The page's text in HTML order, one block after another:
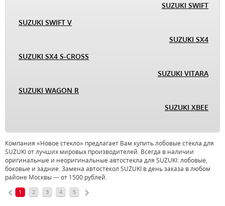
SUZUKI SWIFT
SUZUKI SWIFT V
SUZUKI SX4
SUZUKI SX4 S-CROSS
SUZUKI VITARA
SUZUKI WAGON R
SUZUKI XBEE
Компания «Новое стекло» предлагает Вам купить лобовые стекла для
SUZUKI от лучших мировых производителей. Всегда в наличии
оригинальные и неоригинальные автостекла для SUZUKI: лобовые,
боковые и задние. Замена автостекол SUZUKI в день заказа в любом
районе Москвы — от 1500 рублей.
1 2 3 4 5